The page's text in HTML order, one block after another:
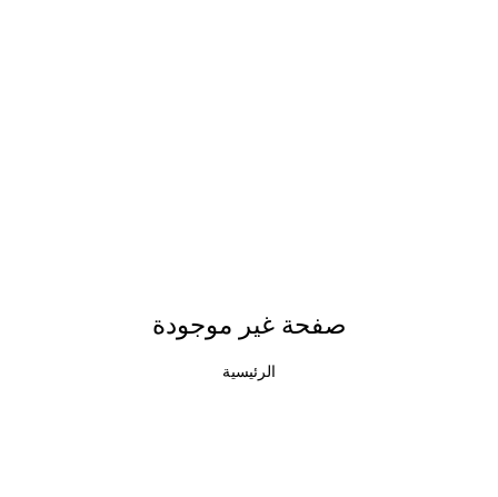
صفحة غير موجودة
الرئيسية